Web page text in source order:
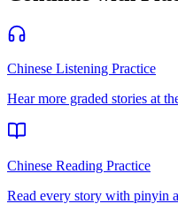
Chinese Listening Practice
Hear more graded stories at
Chinese Reading Practice
Read every story with pinyin